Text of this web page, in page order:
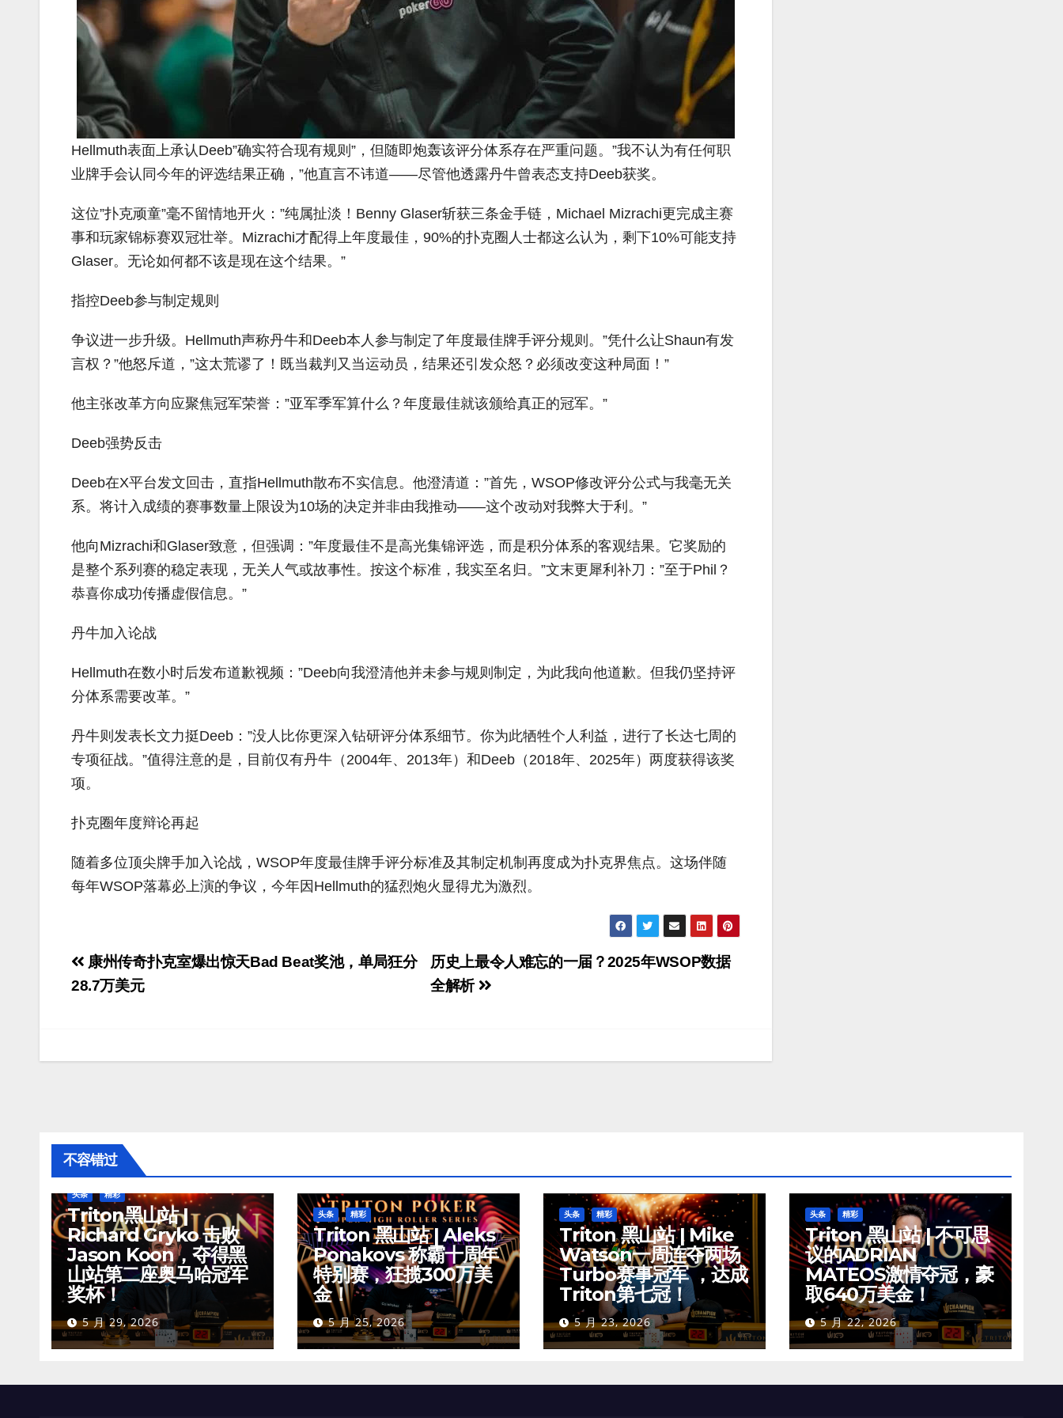
Hellmuth表面上承认Deeb”确实符合现有规则”，但随即炮轰该评分体系存在严重问题。”我不认为有任何职
业牌手会认同今年的评选结果正确，”他直言不讳道——尽管他透露丹牛曾表态支持Deeb获奖。
这位”扑克顽童”毫不留情地开火：”纯属扯淡！Benny Glaser斩获三条金手链，Michael Mizrachi更完成主赛
事和玩家锦标赛双冠壮举。 Mizrachi才配得上年度最佳，90%的扑克圈人士都这么认为，剩下10%可能支持
Glaser。无论如何都不该是现在这个结果。”
指控Deeb参与制定规则
争议进一步升级。Hellmuth声称丹牛和Deeb本人参与制定了年度最佳牌手评分规则。”凭什么让Shaun有发
言权？”他怒斥道，”这太荒谬了！既当裁判又当运动员，结果还引发众怒？必须改变这种局面！”
他主张改革方向应聚焦冠军荣誉：”亚军季军算什么？年度最佳就该颁给真正的冠军。”
Deeb强势反击
Deeb在X平台发文回击，直指Hellmuth散布不实信息。他澄清道：”首先，WSOP修改评分公式与我毫无关
系。将计入成绩的赛事数量上限设为10场的决定并非由我推动——这个改动对我弊大于利。”
他向Mizrachi和Glaser致意，但强调：”年度最佳不是高光集锦评选，而是积分体系的客观结果。它奖励的
是整个系列赛的稳定表现，无关人气或故事性。按这个标准，我实至名归。”文末更犀利补刀：”至于Phil？
恭喜你成功传播虚假信息。”
丹牛加入论战
Hellmuth在数小时后发布道歉视频：”Deeb向我澄清他并未参与规则制定，为此我向他道歉。但我仍坚持评
分体系需要改革。”
丹牛则发表长文力挺Deeb：”没人比你更深入钻研评分体系细节。你为此牺牲个人利益，进行了长达七周的
专项征战。”值得注意的是，目前仅有丹牛（2004年、2013年）和Deeb（2018年、2025年）两度获得该奖
项。
扑克圈年度辩论再起
随着多位顶尖牌手加入论战，WSOP年度最佳牌手评分标准及其制定机制再度成为扑克界焦点。这场伴随
每年WSOP落幕必上演的争议，今年因Hellmuth的猛烈炮火显得尤为激烈。
文
章
历史上最令人难忘的一届？2025年WSOP数据
全解析
康州传奇扑克室爆出惊天Bad Beat奖池，单局狂分
28.7万美元
不容错过
头条 精彩
Triton黑山站 |
Richard Gryko 击败
Jason Koon，夺得黑
山站第二座奥马哈冠军
奖杯！
5 月 29, 2026
头条 精彩
Triton 黑山站 | Aleks
Ponakovs 称霸十周年
特别赛，狂揽300万美
金！
5 月 25, 2026
头条 精彩
Triton 黑山站 | Mike
Watson一周连夺两场
Turbo赛事冠军 ，达成
Triton第七冠！
5 月 23, 2026
头条 精彩
Triton 黑山站 | 不可思
议的ADRIAN
MATEOS激情夺冠，豪
取640万美金！
5 月 22, 2026